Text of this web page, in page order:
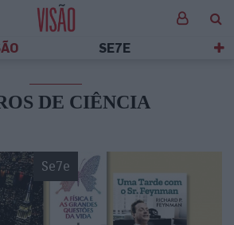
SE7E
DE CIÊNCIA
Se7e